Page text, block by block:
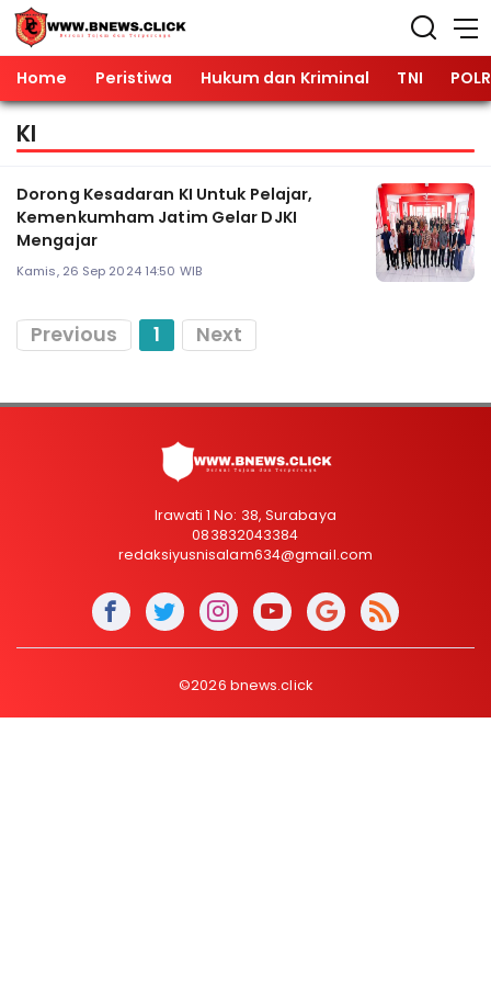
Home Peristiwa Hukum dan Kriminal TNI
KI
Dorong Kesadaran KI Untuk Pelajar,
Kemenkumham Jatim Gelar DJKI
Mengajar
Kamis, 26 Sep 2024 14:50 WIB
Previous 1 Next
Irawati 1 No: 38, Surabaya
083832043384
redaksiyusnisalam634@gmail.com
©2026 bnews.click